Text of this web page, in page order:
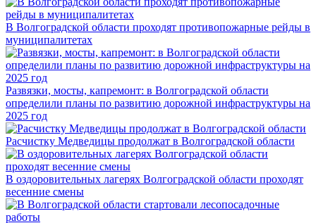
В Волгоградской области проходят противопожарные рейды в
муниципалитетах
Развязки, мосты, капремонт: в Волгоградской области
определили планы по развитию дорожной инфраструктуры на
2025 год
Расчистку Медведицы продолжат в Волгоградской области
В оздоровительных лагерях Волгоградской области проходят
весенние смены